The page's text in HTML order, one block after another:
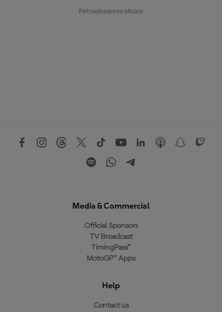
Patrocinadores oficiais
Media & Commercial
Official Sponsors
TV Broadcast
TimingPass™
MotoGP™ Apps
Help
Contact us